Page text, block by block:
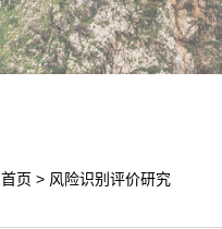
首页 > 风险识别评价研究